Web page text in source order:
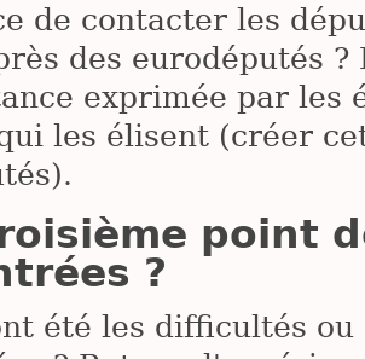
de contacter les
des eurodéputés
exprimée par les
les élisent (créer
point
?
été les difficultés